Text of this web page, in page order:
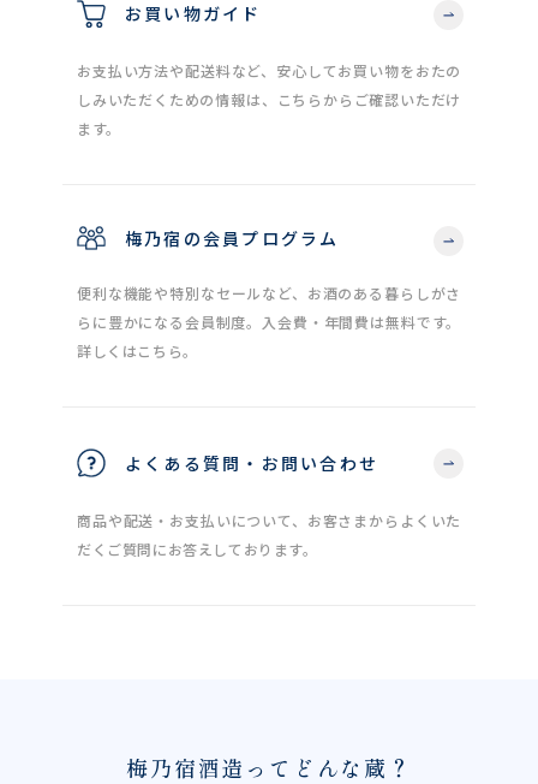
お買い物ガイド
お支払い方法や配送料など、安心してお買い物をおたの
しみいただくための情報は、こちらからご確認いただけ
ます。
梅乃宿の会員プログラム
便利な機能や特別なセールなど、お酒のある暮らしがさ
らに豊かになる会員制度。入会費・年間費は無料です。
詳しくはこちら。
よくある質問・お問い合わせ
商品や配送・お支払いについて、お客さまからよくいた
だくご質問にお答えしております。
梅乃宿酒造ってどんな蔵？